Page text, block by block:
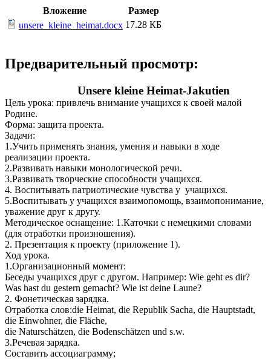
Вложение
Размер
unsere_kleine_heimat.docx 17.28 КБ
Предварительный просмотр:
Unsere kleine Heimat-Jakutien
Цель урока: привлечь внимание учащихся к своей малой
Родине.
Форма: защита проекта.
Задачи:
1.Учить применять знания, умения и навыки в ходе
реализации проекта.
2.Развивать навыки монологической речи.
3.Развивать творческие способности учащихся.
4. Воспитывать патриотические чувства у учащихся.
5.Воспитывать у учащихся взаимопомощь, взаимопонимание,
уважение друг к другу.
Методическое оснащение: 1.Каточки с немецкими словами
(для отработки произношения).
2. Презентация к проекту (приложение 1).
Ход урока.
1.Организационный момент:
Беседы учащихся друг с другом. Например: Wie geht es dir?
Was hast du gestern gemacht? Wie ist deine Laune?
2. Фонетическая зарядка.
Отработка слов:die Heimat, die Republik Sacha, die Hauptstadt,
die Einwohner, die Fläche,
die Naturschätzen, die Bodenschätzen und s.w.
3.Речевая зарядка.
Составить ассоциаграмму;